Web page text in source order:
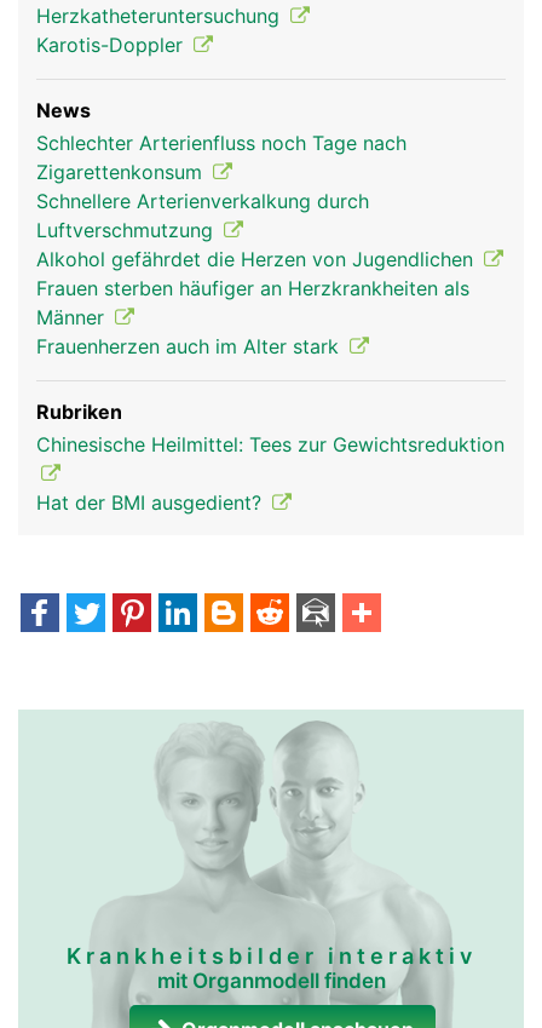
Herzkatheteruntersuchung
Karotis-Doppler
News
Schlechter Arterienfluss noch Tage nach
Zigarettenkonsum
Schnellere Arterienverkalkung durch
Luftverschmutzung
Alkohol gefährdet die Herzen von Jugendlichen
Frauen sterben häufiger an Herzkrankheiten als
Männer
Frauenherzen auch im Alter stark
Rubriken
Chinesische Heilmittel: Tees zur Gewichtsreduktion
Hat der BMI ausgedient?
Krankheitsbilder interaktiv
mit Organmodell finden